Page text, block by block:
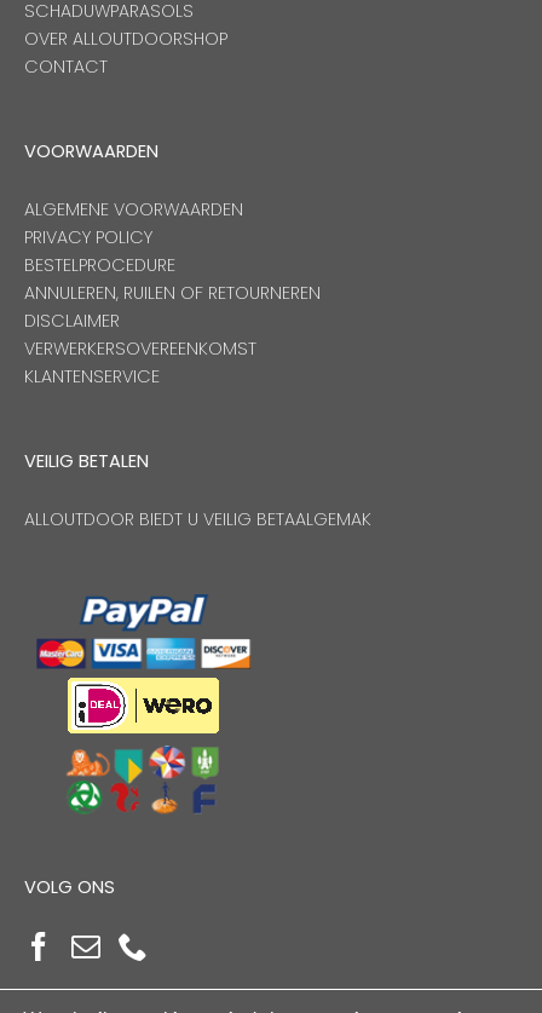
SCHADUWPARASOLS
OVER ALLOUTDOORSHOP
CONTACT
VOORWAARDEN
ALGEMENE VOORWAARDEN
PRIVACY POLICY
BESTELPROCEDURE
ANNULEREN, RUILEN OF RETOURNEREN
DISCLAIMER
VERWERKERSOVEREENKOMST
KLANTENSERVICE
VEILIG BETALEN
ALLOUTDOOR BIEDT U VEILIG BETAALGEMAK
VOLG ONS